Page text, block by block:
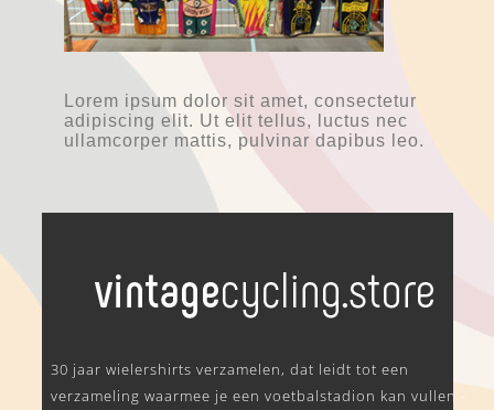
Lorem ipsum dolor sit amet, consectetur
adipiscing elit. Ut elit tellus, luctus nec
ullamcorper mattis, pulvinar dapibus leo.
30 jaar wielershirts verzamelen, dat leidt tot een
verzameling waarmee je een voetbalstadion kan vullen -